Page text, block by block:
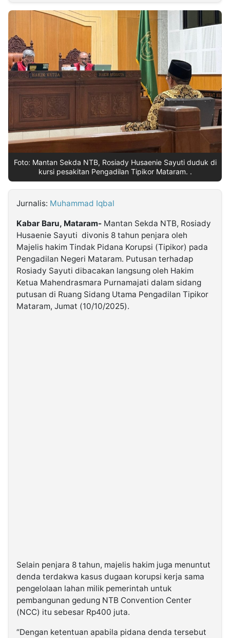
INDONESIA
Partner
Insight
NTB
Suara
Time
Lens
IDN
Daily
Jogja
Jalan
Rakyat
Idealita
News
Kita
Notice
Dinamikapost.com
Radar
Baru
Seedbacklink
Kabarbaru
Kabarbaru.co
2026
Kabarbaru
Foto: Mantan Sekda NTB, Rosiady Husaenie Sayuti duduk di
kursi pesakitan Pengadilan Tipikor Mataram. .
Jurnalis: Muhammad Iqbal
Kabar Baru, Mataram- Mantan Sekda NTB, Rosiady
Husaenie Sayuti divonis 8 tahun penjara oleh
Majelis hakim Tindak Pidana Korupsi (Tipikor) pada
Pengadilan Negeri Mataram. Putusan terhadap
Rosiady Sayuti dibacakan langsung oleh Hakim
Ketua Mahendrasmara Purnamajati dalam sidang
putusan di Ruang Sidang Utama Pengadilan Tipikor
Mataram, Jumat (10/10/2025).
Selain penjara 8 tahun, majelis hakim juga menuntut
denda terdakwa kasus dugaan korupsi kerja sama
pengelolaan lahan milik pemerintah untuk
pembangunan gedung NTB Convention Center
(NCC) itu sebesar Rp400 juta.
“Dengan ketentuan apabila pidana denda tersebut